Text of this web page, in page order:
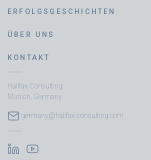
ERFOLGSGESCHICHTEN
ÜBER UNS
KONTAKT
Halifax Consulting
Munich, Germany
germany@halifax-consulting.com